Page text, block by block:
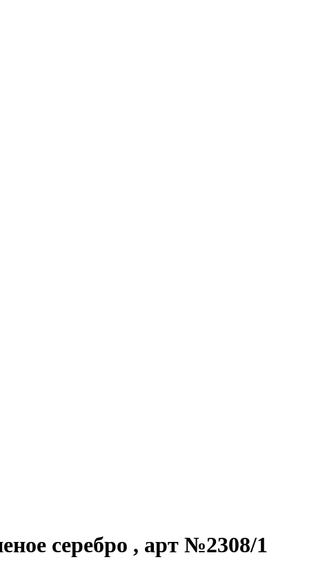
серебро , арт №2308/1